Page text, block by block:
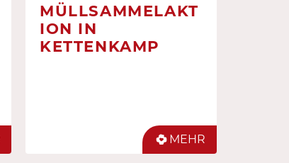
MÜLLSAMMELAKT
ION IN
KETTENKAMP
MEHR